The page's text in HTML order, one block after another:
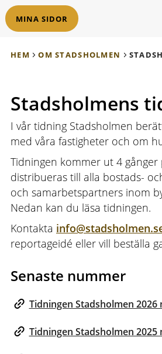
MINA SIDOR
HEM OM STADSHOLMEN
Stadsholmens
I vår tidning Stadsholmen
med våra fastigheter och om
Tidningen kommer ut 4
distribueras till alla bostads-
och samarbetspartners inom
Nedan kan du läsa tidningen.
Kontakta
reportageidé eller vill beställa
Senaste nummer
Tidningen Stadsholmen 2026
Tidningen Stadsholmen 2025